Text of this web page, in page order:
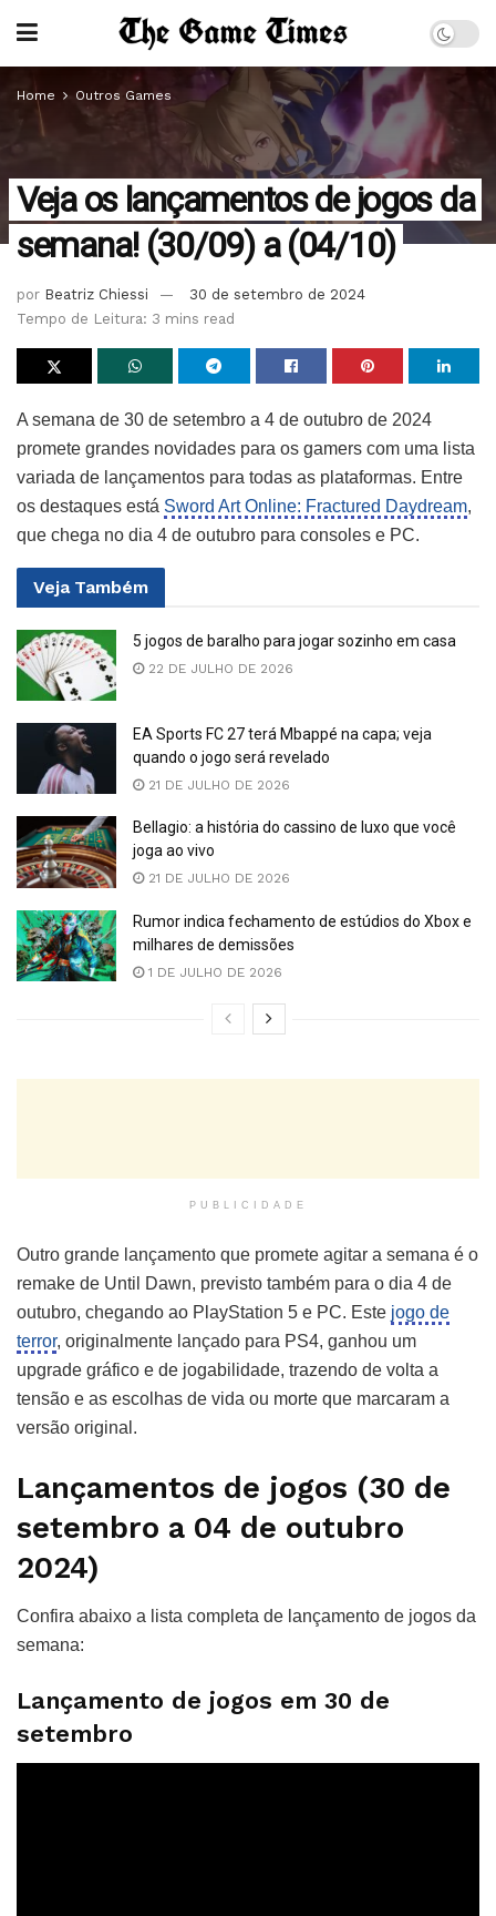
Home Outros Games
Veja os lançamentos de jogos da
semana! (30/09) a (04/10)
por Beatriz Chiessi
30 de setembro de 2024
Tempo de Leitura: 3 mins read
A semana de 30 de setembro a 4 de outubro de 2024
promete grandes novidades para os gamers com uma lista
variada de lançamentos para todas as plataformas. Entre
os destaques está Sword Art Online: Fractured Daydream,
que chega no dia 4 de outubro para consoles e PC.
Veja Também
5 jogos de baralho para jogar sozinho em casa
22 DE JULHO DE 2026
EA Sports FC 27 terá Mbappé na capa; veja
quando o jogo será revelado
21 DE JULHO DE 2026
Bellagio: a história do cassino de luxo que você
joga ao vivo
21 DE JULHO DE 2026
Rumor indica fechamento de estúdios do Xbox e
milhares de demissões
1 DE JULHO DE 2026
PUBLICIDADE
Outro grande lançamento que promete agitar a semana é o
remake de Until Dawn, previsto também para o dia 4 de
outubro, chegando ao PlayStation 5 e PC. Este jogo de
terror, originalmente lançado para PS4, ganhou um
upgrade gráfico e de jogabilidade, trazendo de volta a
tensão e as escolhas de vida ou morte que marcaram a
versão original.
Lançamentos de jogos (30 de
setembro a 04 de outubro
2024)
Confira abaixo a lista completa de lançamento de jogos da
semana:
Lançamento de jogos em 30 de
setembro